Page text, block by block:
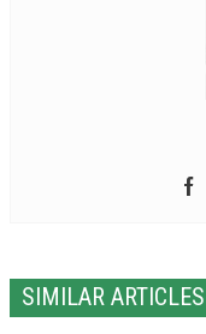
SIMILAR ARTICLES